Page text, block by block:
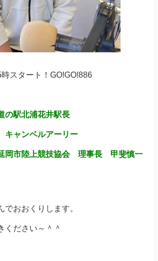
スタート！GO!GO!886
駅北浦花井駅長
ャンベルアーリー
陸上競技協会 理事長 甲斐慎一
おおくりします。
ださい～＾＾